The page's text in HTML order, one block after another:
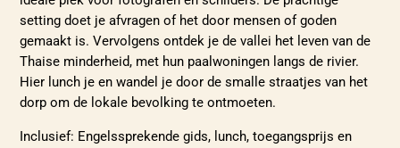
setting doet je afvragen of het door mensen of goden
gemaakt is. Vervolgens ontdek je de vallei het leven van de
Thaise minderheid, met hun paalwoningen langs de rivier.
Hier lunch je en wandel je door de smalle straatjes van het
dorp om de lokale bevolking te ontmoeten.
Inclusief: Engelssprekende gids, lunch, toegangsprijs en